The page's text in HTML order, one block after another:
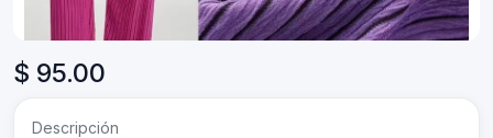
$ 95.00
Descripción